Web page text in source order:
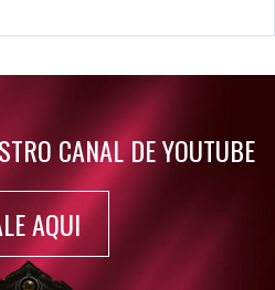
detalles de Resident Evil 9
CANAL DE YOUTUBE
AQUI